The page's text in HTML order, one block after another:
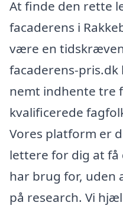
At finde den rette
facaderens i
være en
facaderens-
nemt indhente tre
kvalificerede
Vores platform er
lettere for dig at få
har brug for, uden
på research. Vi